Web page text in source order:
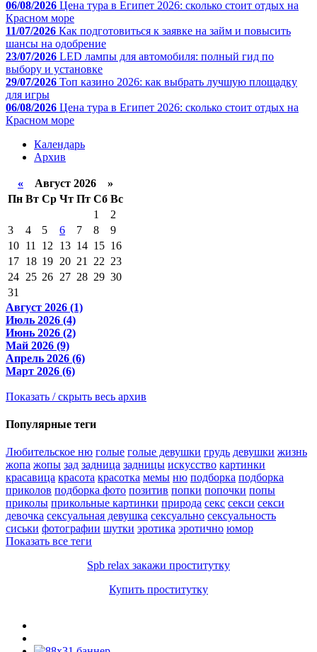
06/08/2026 Цена тура в Египет 2026: сколько стоит отдых на
Красном море
11/07/2026 Как подготовиться к заявке на займ и повысить
шансы на одобрение
23/07/2026 LED лампы для автомобиля: полный гид по
выбору и установке
29/07/2026 Топ казино 2026: как выбрать лучшую площадку
для игры
06/08/2026 Цена тура в Египет 2026: сколько стоит отдых на
Красном море
Календарь
Архив
« Август 2026 »
Пн Вт Ср Чт Пт Сб Вс
1
2
3
4 5 6 7 8
9
10 11 12 13 14 15 16
17 18 19 20 21 22 23
24 25 26 27 28 29 30
31
Август 2026 (1)
Июль 2026 (4)
Июнь 2026 (2)
Май 2026 (9)
Апрель 2026 (6)
Март 2026 (6)
Показать / скрыть весь архив
Популярные теги
Любительское ню голые голые девушки грудь девушки жизнь
жопа жопы зад задница задницы искусство картинки
красавица красота красотка мемы ню подборка подборка
приколов подборка фото позитив попки попочки попы
приколы прикольные картинки природа секс секси секси
девочка сексуальная девушка сексуально сексуальность
сиськи фотографии шутки эротика эротично юмор
Показать все теги
Spb relax закажи проститутку
Купить проститутку